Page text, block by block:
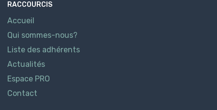
RACCOURCIS
Accueil
Qui sommes-nous?
Liste des adhérents
Actualités
Espace PRO
Contact